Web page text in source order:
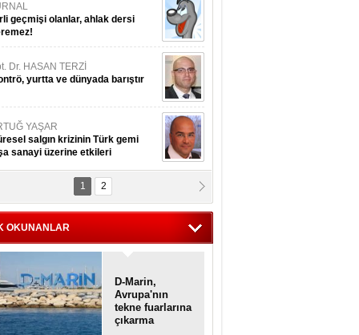
geçmişi olanlar, ahlak dersi
Dr. HASAN TERZİ
yurtta ve dünyada barıştır
YAŞAR
salgın krizinin Türk gemi
sanayi üzerine etkileri
MESUT AZMİ GÖKSOY
1 2
OKUNANLAR
D-Marin,
Avrupa'nın
tekne fuarlarına
çıkarma